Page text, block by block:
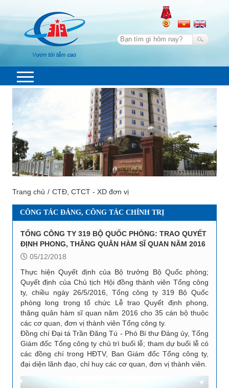
Trang chủ CTĐ, CTCT - XD đơn vị
CÔNG TÁC ĐẢNG, CÔNG TÁC CHÍNH TRỊ
TỔNG CÔNG TY 319 BỘ QUỐC PHÒNG: TRAO QUYẾT
ĐỊNH PHONG, THĂNG QUÂN HÀM SĨ QUAN NĂM 2016
05/12/2018
Thực hiện Quyết định của Bộ trưởng Bộ Quốc phòng;
Quyết định của Chủ tịch Hội đồng thành viên Tổng công
ty, chiều ngày 26/5/2016, Tổng công ty 319 Bộ Quốc
phòng long trọng tổ chức Lễ trao Quyết định phong,
thăng quân hàm sĩ quan năm 2016 cho 35 cán bộ thuộc
các cơ quan, đơn vị thành viên Tổng công ty.
Đồng chí Đại tá Trần Đăng Tú - Phó Bí thư Đảng ủy, Tổng
Giám đốc Tổng công ty chủ trì buổi lễ; tham dự buổi lễ có
các đồng chí trong HĐTV, Ban Giám đốc Tổng công ty,
đại diện lãnh đạo, chỉ huy các cơ quan, đơn vị thành viên.